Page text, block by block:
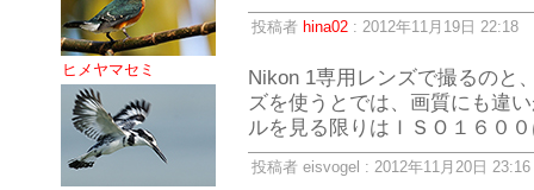
ヒメヤマセミ
投稿者 hina02: 2012年11月19日 22:18
Nikon 1専用レンズで撮るのと
ズを使うとでは、画質にも違
ルを見る限りはＩＳＯ１６０
投稿者 eisvogel : 2012年11月20日 23:16